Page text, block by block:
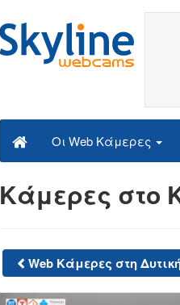
Οι Web Κάμερες
Κάμερες στο
Web Κάμερες στη